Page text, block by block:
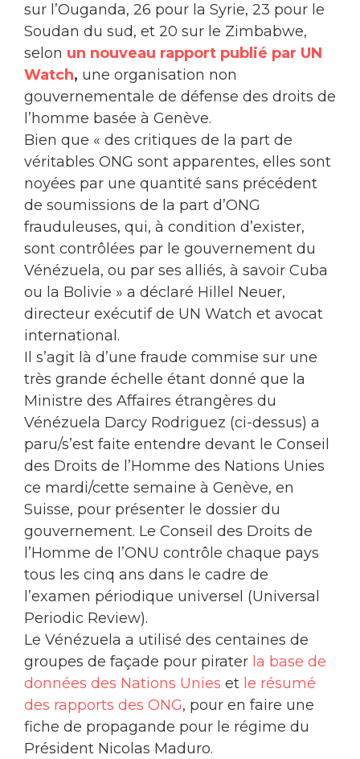
sur l’Ouganda, 26 pour la Syrie, 23 pour le
Soudan du sud, et 20 sur le Zimbabwe,
selon un nouveau rapport publié par UN
Watch, une organisation non
gouvernementale de défense des droits de
l’homme basée à Genève.
Bien que « des critiques de la part de
véritables ONG sont apparentes, elles sont
noyées par une quantité sans précédent
de soumissions de la part d’ONG
frauduleuses, qui, à condition d’exister,
sont contrôlées par le gouvernement du
Vénézuela, ou par ses alliés, à savoir Cuba
ou la Bolivie » a déclaré Hillel Neuer,
directeur exécutif de UN Watch et avocat
international.
Il s’agit là d’une fraude commise sur une
très grande échelle étant donné que la
Ministre des Affaires étrangères du
Vénézuela Darcy Rodriguez (ci-dessus) a
paru/s’est faite entendre devant le Conseil
des Droits de l’Homme des Nations Unies
ce mardi/cette semaine à Genève, en
Suisse, pour présenter le dossier du
gouvernement. Le Conseil des Droits de
l’Homme de l’ONU contrôle chaque pays
tous les cinq ans dans le cadre de
l’examen périodique universel (Universal
Periodic Review).
Le Vénézuela a utilisé des centaines de
groupes de façade pour pirater la base de
données des Nations Unies et le résumé
des rapports des ONG, pour en faire une
fiche de propagande pour le régime du
Président Nicolas Maduro.